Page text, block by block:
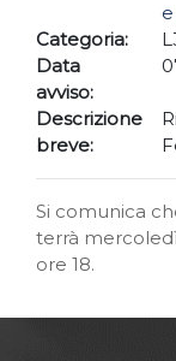
Categoria:
Data
avviso:
Descrizione
breve:
Si comunica
terrà
ore 18.